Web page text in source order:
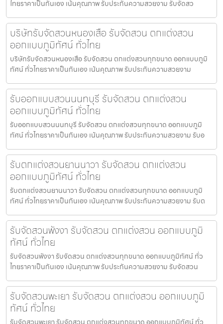
ไทยราคาเป็นกันเอง เน้นคุณภาพ รับประกันความสวยงาม รับจัดสว
บริษัทรับจัดสวนหนองเสือ รับจัดสวน ตกแต่งสวน
ออกแบบภูมิทัศน์ ทั่วไทย
บริษัทรับจัดสวนหนองเสือ รับจัดสวน ตกแต่งสวนทุกขนาด ออกแบบภูมิ
ทัศน์ ทั่วไทยราคาเป็นกันเอง เน้นคุณภาพ รับประกันความสวยงาม
รับออกแบบสวนนนทบุรี รับจัดสวน ตกแต่งสวน
ออกแบบภูมิทัศน์ ทั่วไทย
รับออกแบบสวนนนทบุรี รับจัดสวน ตกแต่งสวนทุกขนาด ออกแบบภูมิ
ทัศน์ ทั่วไทยราคาเป็นกันเอง เน้นคุณภาพ รับประกันความสวยงาม รับอ
รับตกแต่งสวนยานนาวา รับจัดสวน ตกแต่งสวน
ออกแบบภูมิทัศน์ ทั่วไทย
รับตกแต่งสวนยานนาวา รับจัดสวน ตกแต่งสวนทุกขนาด ออกแบบภูมิ
ทัศน์ ทั่วไทยราคาเป็นกันเอง เน้นคุณภาพ รับประกันความสวยงาม รับต
รับจัดสวนพังงา รับจัดสวน ตกแต่งสวน ออกแบบภูมิ
ทัศน์ ทั่วไทย
รับจัดสวนพังงา รับจัดสวน ตกแต่งสวนทุกขนาด ออกแบบภูมิทัศน์ ทั่ว
ไทยราคาเป็นกันเอง เน้นคุณภาพ รับประกันความสวยงาม รับจัดสวน
รับจัดสวนพะเยา รับจัดสวน ตกแต่งสวน ออกแบบภูมิ
ทัศน์ ทั่วไทย